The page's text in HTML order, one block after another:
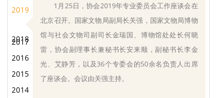
2019
2018
2017
2016
2015
2014
1月25日，协会2019年专业委员会工作座谈会在
北京召开。国家文物局副局长关强，国家文物局博物
馆与社会文物司副司长金瑞国、博物馆处处长何晓
雷，协会副理事长兼秘书长安来顺，副秘书长李金
光、艾静芳，以及36个专委会的50余名负责人出席
了座谈会。会议由关强主持。